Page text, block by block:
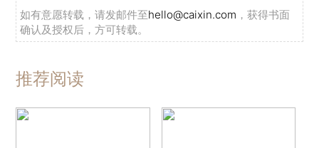
如有意愿转载，请发邮件至hello@caixin.com ，获得书面
确认及授权后，方可转载。
推荐阅读